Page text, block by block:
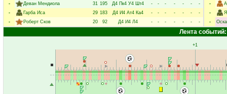
-
Деван Мендиола 31 195 Д4 Пк4 У4 Шт4 - - - - - -
-
-
Гарба Иса 29 183 Д4 И4 Ат4 Ка4 - - - - - -
-
-
Роберт Сков 20 92 Д4 И4 Л4 - - - - - - -
-
-
-
Лента событий:
+1